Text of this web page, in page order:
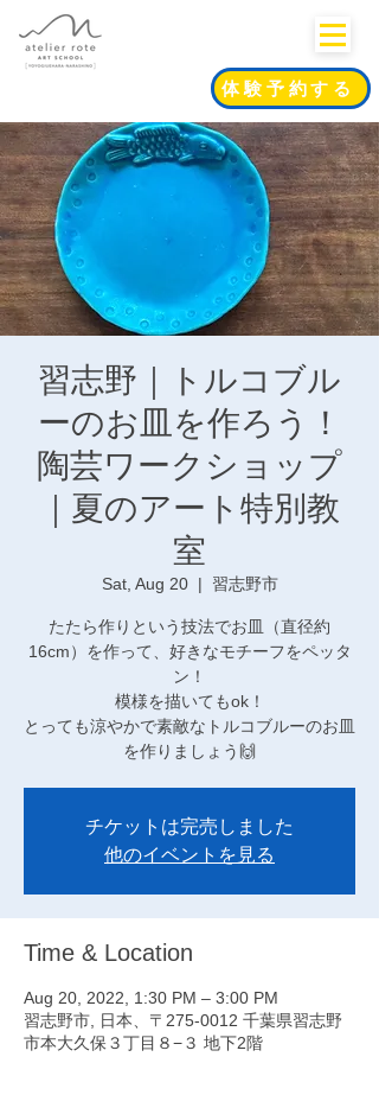
体験予約する
習志野｜トルコブル
ーのお皿を作ろう！
陶芸ワークショップ
｜夏のアート特別教
室
Sat, Aug 20
  |
習志野市
たたら作りという技法でお皿（直径約
16cm）を作って、好きなモチーフをペッタ
ン！
模様を描いてもok！
とっても涼やかで素敵なトルコブルーのお皿
を作りましょう🙌
チケットは完売しました
他のイベントを見る
Time & Location
Aug 20, 2022, 1:30 PM – 3:00 PM
習志野市, 日本、〒275-0012 千葉県習志野
市本大久保３丁目８−３ 地下2階